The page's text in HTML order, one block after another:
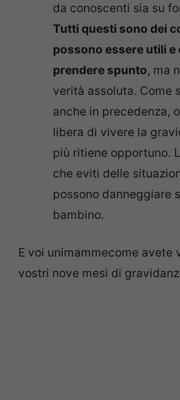
da conoscenti sia su
Tutti questi sono dei
possono essere utili e
prendere spunto, ma
verità assoluta. Come
anche in precedenza,
libera di vivere la
più ritiene opportuno.
che eviti delle
possono danneggiare
bambino.
E voi unimammecome avete
vostri nove mesi di